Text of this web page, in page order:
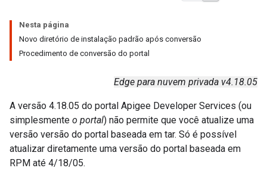
Nesta página
Novo diretório de instalação padrão após conversão
Procedimento de conversão do portal
Edge para nuvem privada v4.18.05
A versão 4.18.05 do portal Apigee Developer Services (ou
simplesmente o portal) não permite que você atualize uma
versão versão do portal baseada em tar. Só é possível
atualizar diretamente uma versão do portal baseada em
RPM até 4/18/05.